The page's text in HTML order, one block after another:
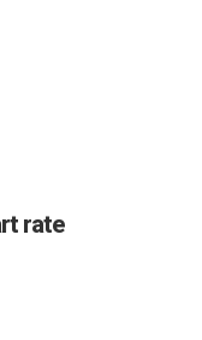
rate